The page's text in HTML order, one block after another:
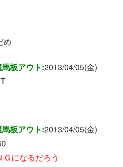
め
板アウト:2013/04/05(金)
板アウト:2013/04/05(金)
になるだろう